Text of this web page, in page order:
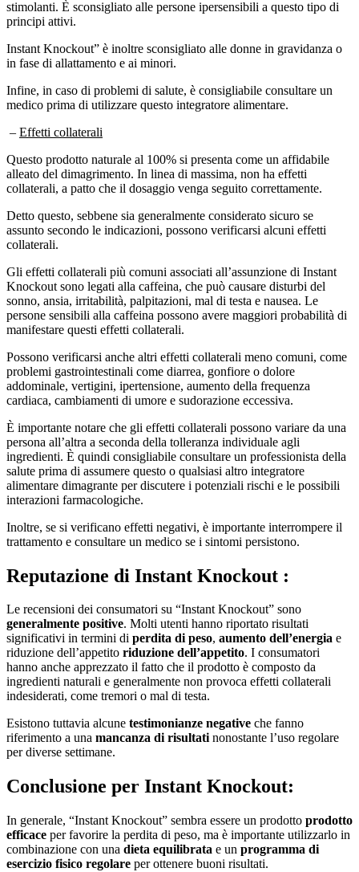
stimolanti. È sconsigliato alle persone ipersensibili a questo tipo di
principi attivi.
Instant Knockout” è inoltre sconsigliato alle donne in gravidanza o
in fase di allattamento e ai minori.
Infine, in caso di problemi di salute, è consigliabile consultare un
medico prima di utilizzare questo integratore alimentare.
– Effetti collaterali
Questo prodotto naturale al 100% si presenta come un affidabile
alleato del dimagrimento. In linea di massima, non ha effetti
collaterali, a patto che il dosaggio venga seguito correttamente.
Detto questo, sebbene sia generalmente considerato sicuro se
assunto secondo le indicazioni, possono verificarsi alcuni effetti
collaterali.
Gli effetti collaterali più comuni associati all’assunzione di Instant
Knockout sono legati alla caffeina, che può causare disturbi del
sonno, ansia, irritabilità, palpitazioni, mal di testa e nausea. Le
persone sensibili alla caffeina possono avere maggiori probabilità di
manifestare questi effetti collaterali.
Possono verificarsi anche altri effetti collaterali meno comuni, come
problemi gastrointestinali come diarrea, gonfiore o dolore
addominale, vertigini, ipertensione, aumento della frequenza
cardiaca, cambiamenti di umore e sudorazione eccessiva.
È importante notare che gli effetti collaterali possono variare da una
persona all’altra a seconda della tolleranza individuale agli
ingredienti. È quindi consigliabile consultare un professionista della
salute prima di assumere questo o qualsiasi altro integratore
alimentare dimagrante per discutere i potenziali rischi e le possibili
interazioni farmacologiche.
Inoltre, se si verificano effetti negativi, è importante interrompere il
trattamento e consultare un medico se i sintomi persistono.
Reputazione di Instant Knockout :
Le recensioni dei consumatori su “Instant Knockout” sono
generalmente positive. Molti utenti hanno riportato risultati
significativi in termini di perdita di peso, aumento dell’energia e
riduzione dell’appetito riduzione dell’appetito. I consumatori
hanno anche apprezzato il fatto che il prodotto è composto da
ingredienti naturali e generalmente non provoca effetti collaterali
indesiderati, come tremori o mal di testa.
Esistono tuttavia alcune testimonianze negative che fanno
riferimento a una mancanza di risultatinonostante l’uso regolare
per diverse settimane.
Conclusione per Instant Knockout:
In generale, “Instant Knockout” sembra essere un prodotto prodotto
efficace per favorire la perdita di peso, ma è importante utilizzarlo in
combinazione con una dieta equilibrata e un programma di
esercizio fisico regolare per ottenere buoni risultati.